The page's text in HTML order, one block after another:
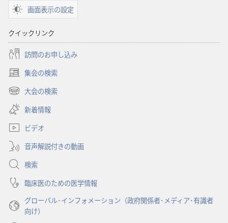
画面表示の設定
クイックリンク
訪問のお申し込み
集会の検索
（新
し
タ
で
開
く）
大会の検索
（新
し
い
タ
ブ
で
開
く）
新着情報
ビデオ
音声解説付きの動画
検索
臨床医のための医学情報
グローバル･インフォメーション（政府関係者･メディア･有識者
向け）